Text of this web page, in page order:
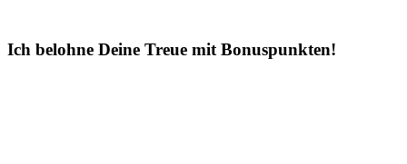
Ich belohne Deine Treue mit Bonuspunkten!